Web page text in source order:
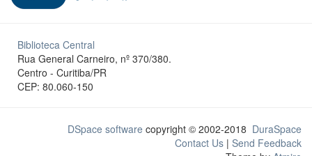
Biblioteca Central
Rua General Carneiro, nº 370/380.
Centro - Curitiba/PR
CEP: 80.060-150
DSpace software copyright © 2002-2018 DuraSpace
Contact Us | Send Feedback